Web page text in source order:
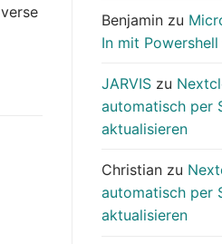
Benjamin zu
In mit
JARVIS zu
automatisch per
aktualisieren
Christian zu
automatisch per
aktualisieren